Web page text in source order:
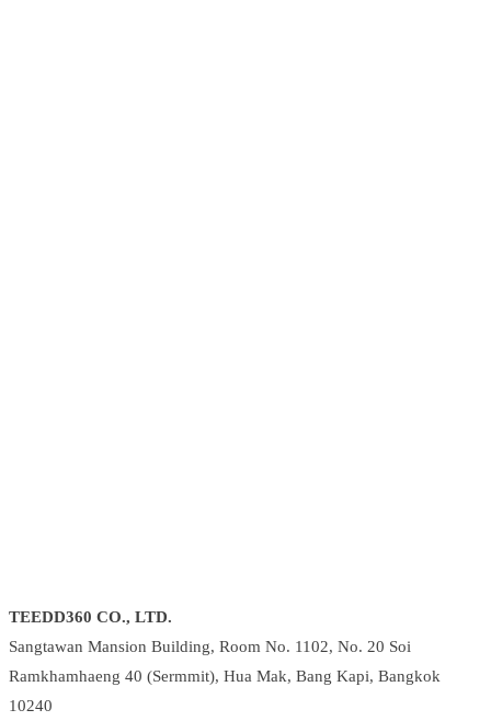
TEEDD360 CO., LTD.
Sangtawan Mansion Building, Room No. 1102, No. 20 Soi
Ramkhamhaeng 40 (Sermmit), Hua Mak, Bang Kapi, Bangkok
10240